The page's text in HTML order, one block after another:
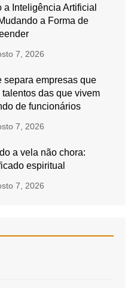
a Inteligência Artificial
a Forma de
7, 2026
separa empresas que
talentos das que vivem
de funcionários
7, 2026
a vela não chora:
espiritual
7, 2026